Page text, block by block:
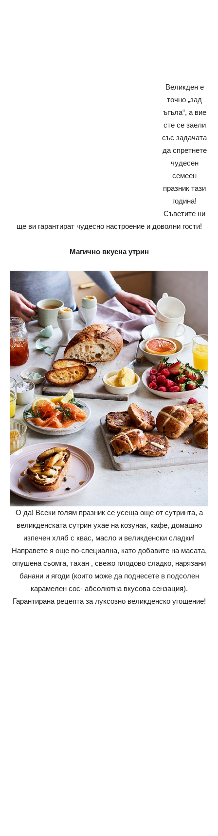
Великден е
точно „зад
ъгъла“, а вие
сте се заели
със задачата
да спретнете
чудесен
семеен
празник тази
година!
Съветите ни
ще ви гарантират чудесно настроение и доволни гости!
Магично вкусна утрин
О да! Всеки голям празник се усеща още от сутринта, а
великденската сутрин ухае на козунак, кафе, домашно
изпечен хляб с квас, масло и великденски сладки!
Направете я още по-специална, като добавите на масата,
опушена сьомга, тахан , свежо плодово сладко, нарязани
банани и ягоди (които може да поднесете в подсолен
карамелен сос- абсолютна вкусова сензация).
Гарантирана рецепта за луксозно великденско угощение!